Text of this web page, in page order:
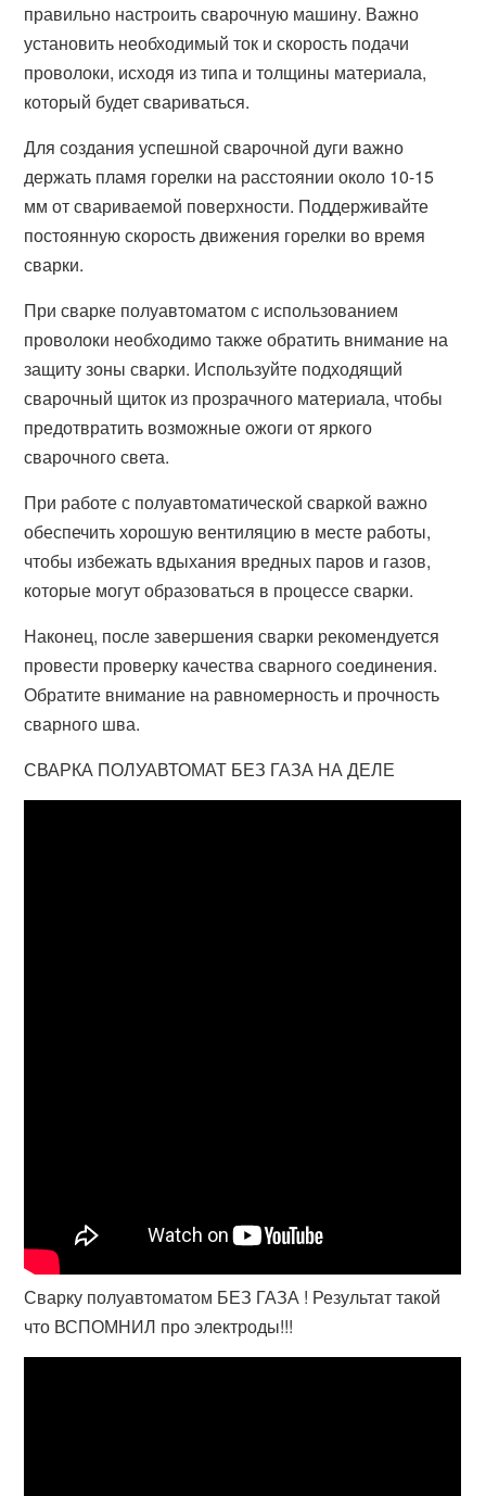
правильно настроить сварочную машину. Важно
установить необходимый ток и скорость подачи
проволоки, исходя из типа и толщины материала,
который будет свариваться.
Для создания успешной сварочной дуги важно
держать пламя горелки на расстоянии около 10-15
мм от свариваемой поверхности. Поддерживайте
постоянную скорость движения горелки во время
сварки.
При сварке полуавтоматом с использованием
проволоки необходимо также обратить внимание на
защиту зоны сварки. Используйте подходящий
сварочный щиток из прозрачного материала, чтобы
предотвратить возможные ожоги от яркого
сварочного света.
При работе с полуавтоматической сваркой важно
обеспечить хорошую вентиляцию в месте работы,
чтобы избежать вдыхания вредных паров и газов,
которые могут образоваться в процессе сварки.
Наконец, после завершения сварки рекомендуется
провести проверку качества сварного соединения.
Обратите внимание на равномерность и прочность
сварного шва.
СВАРКА ПОЛУАВТОМАТ БЕЗ ГАЗА НА ДЕЛЕ
Сварку полуавтоматом БЕЗ ГАЗА ! Результат такой
что ВСПОМНИЛ про электроды!!!